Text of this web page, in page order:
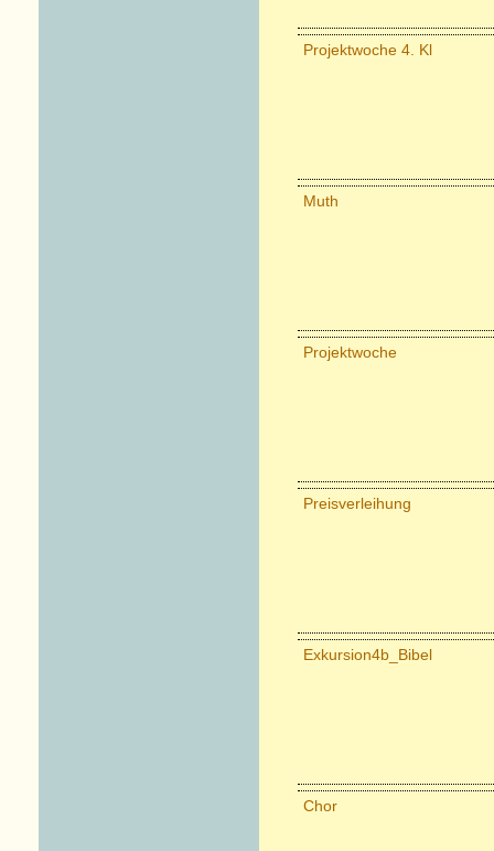
Projektwoche 4. Kl
Muth
Projektwoche
Preisverleihung
Exkursion4b_Bibel
Chor